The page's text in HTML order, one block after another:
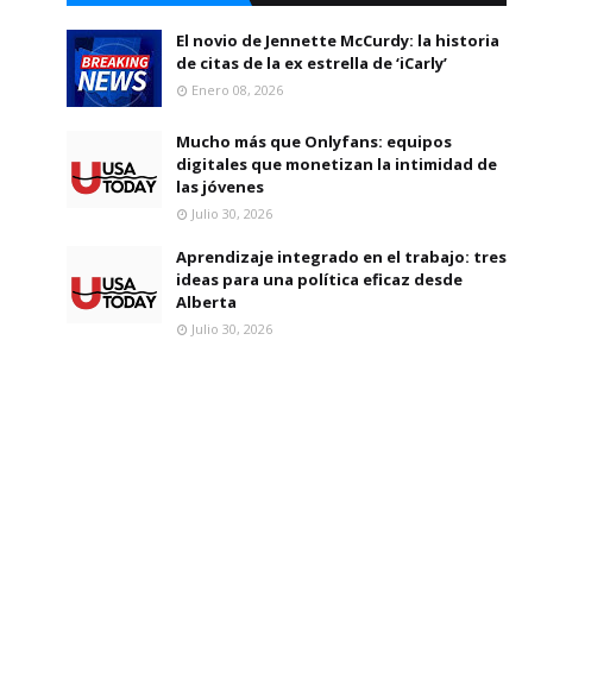
El novio de Jennette McCurdy: la historia
de citas de la ex estrella de ‘iCarly’
Enero 08, 2026
Mucho más que Onlyfans: equipos
digitales que monetizan la intimidad de
las jóvenes
Julio 30, 2026
Aprendizaje integrado en el trabajo: tres
ideas para una política eficaz desde
Alberta
Julio 30, 2026